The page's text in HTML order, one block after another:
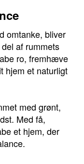
omtanke, bliver
af rummets
ro, fremhæve
hjem et naturligt
med grønt,
Med få,
et hjem, der